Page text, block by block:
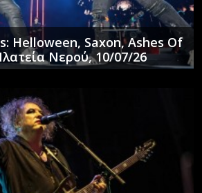
Helloween, Saxon, Ashes Of
Νερού, 10/07/26